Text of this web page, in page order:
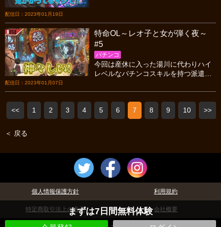
まずは7日間無料体験
配信日：2023年01月19日
体どうなるのか！？
配信日：2023年01月07日
特命OL～レオ子と女が弾く夜～
#5
パチンコ
今回は産休に入った湯川に代わりハイ
レベルなパチンコスキルを持つ派遣OL
大新年会2023」に照準を合わせて2人
一組で並び打ち!
<<
1 2 3 4 5 6 7 8 9 10 >>
＜ 戻る
個人情報保護方針 利用規約
特定商取引法上の表示 会社概要